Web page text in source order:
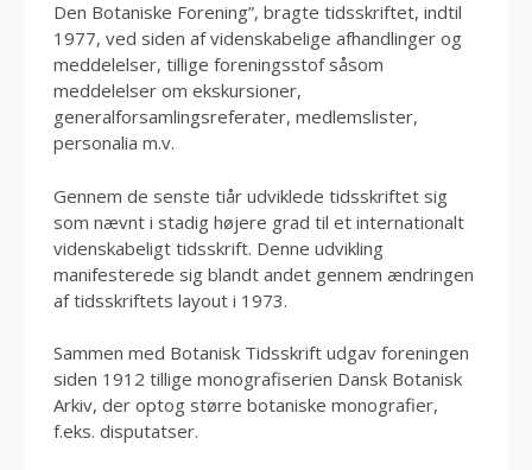
Den Botaniske Forening”, bragte tidsskriftet, indtil
1977, ved siden af videnskabelige afhandlinger og
meddelelser, tillige foreningsstof såsom
meddelelser om ekskursioner,
generalforsamlingsreferater, medlemslister,
personalia m.v.
Gennem de senste tiår udviklede tidsskriftet sig
som nævnt i stadig højere grad til et internationalt
videnskabeligt tidsskrift. Denne udvikling
manifesterede sig blandt andet gennem ændringen
af tidsskriftets layout i 1973.
Sammen med Botanisk Tidsskrift udgav foreningen
siden 1912 tillige monografiserien Dansk Botanisk
Arkiv, der optog større botaniske monografier,
f.eks. disputatser.